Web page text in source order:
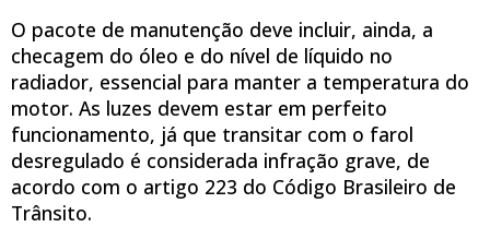
O pacote de manutenção deve incluir, ainda, a
checagem do óleo e do nível de líquido no
radiador, essencial para manter a temperatura do
motor. As luzes devem estar em perfeito
funcionamento, já que transitar com o farol
desregulado é considerada infração grave, de
acordo com o artigo 223 do Código Brasileiro de
Trânsito.